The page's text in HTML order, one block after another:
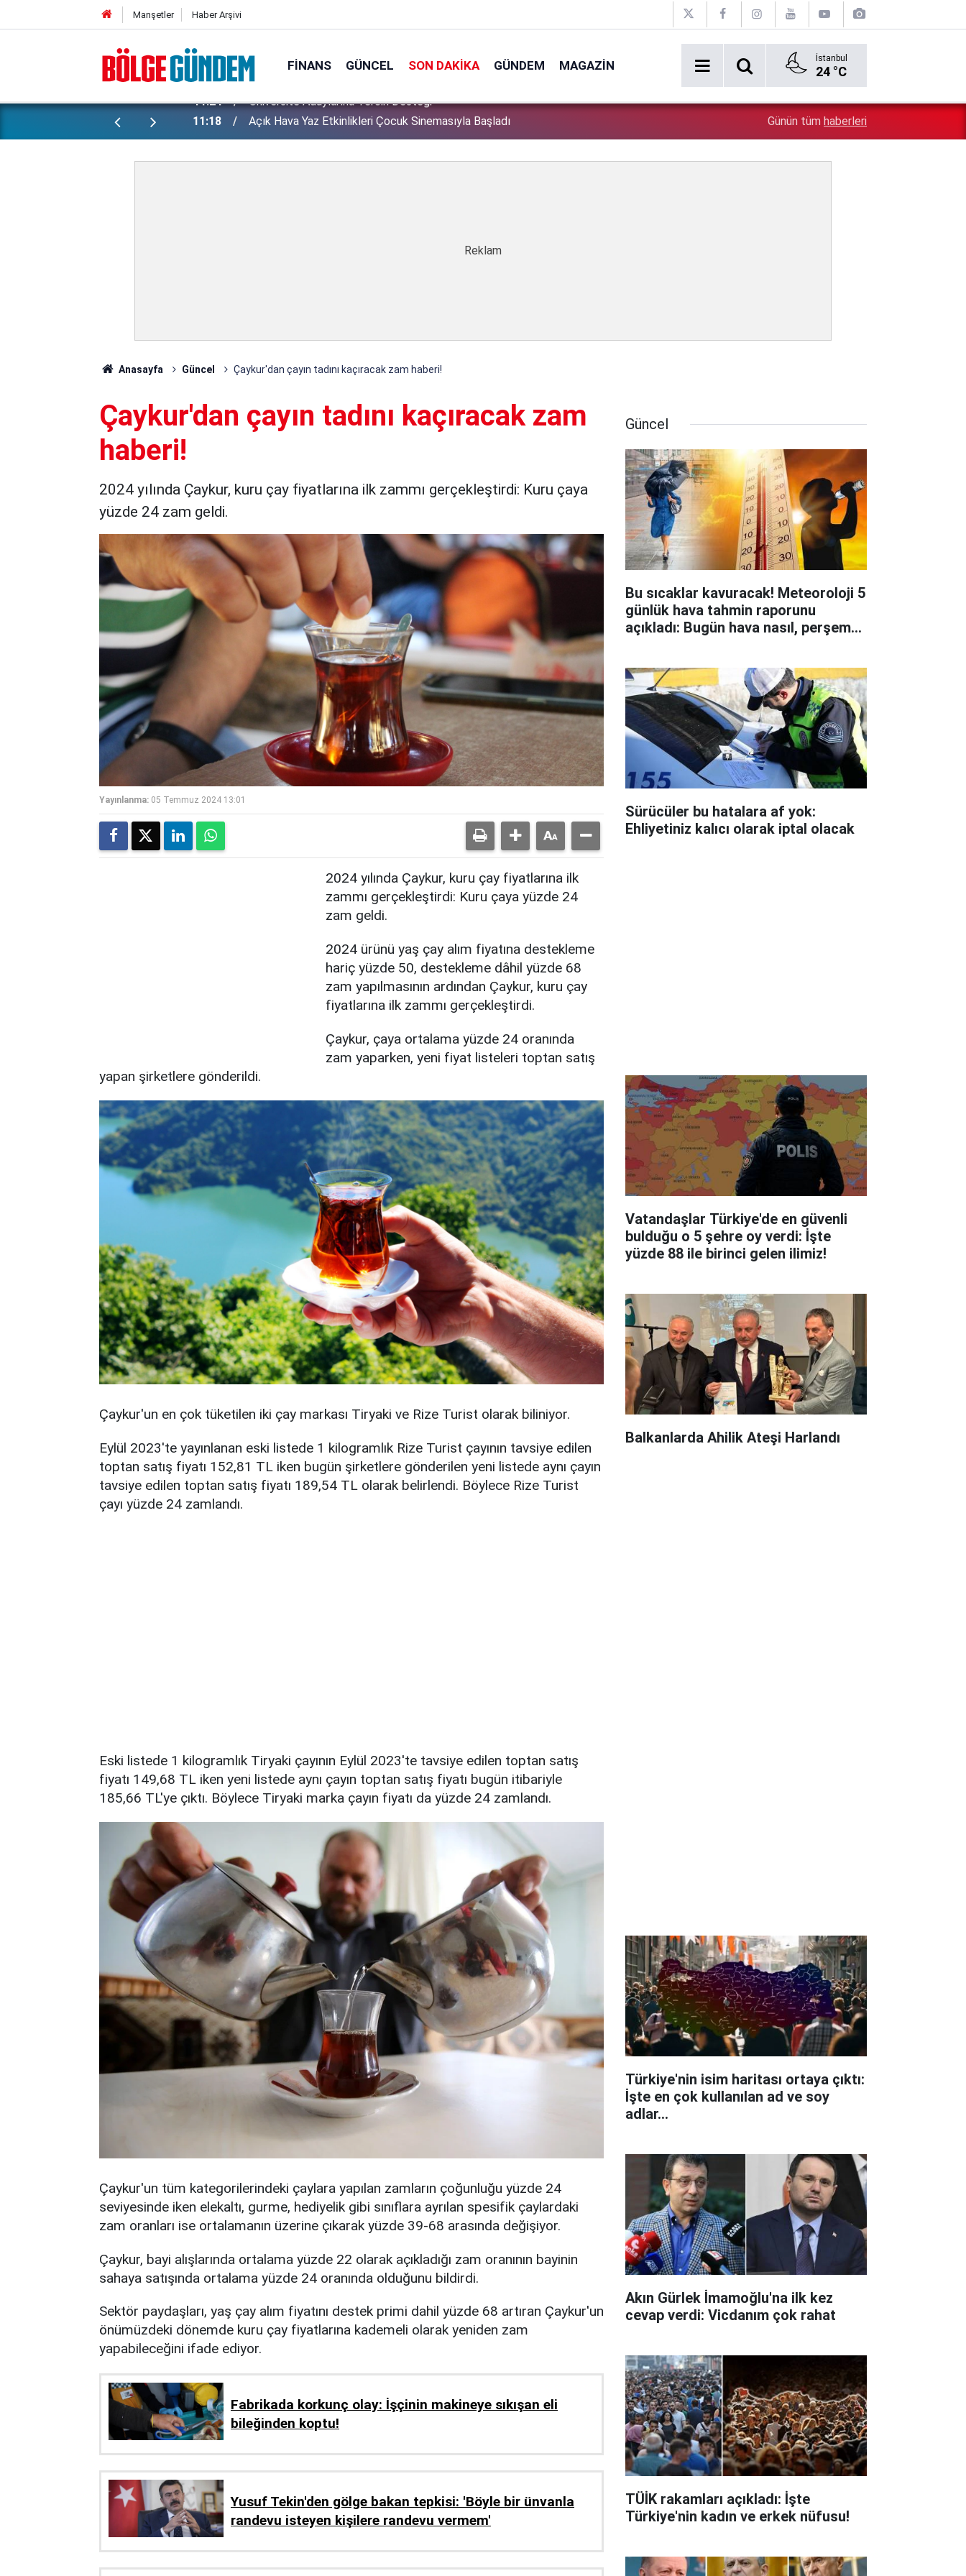
Manşetler Haber Arşivi
FINANS GÜNCEL SON DAKIKA GÜNDEM MAGAZIN İstanbul
24 °C
11:18 Açık Hava Yaz Etkinlikleri Çocuk Sinemasıyla Başladı
Türkiye'nin kaderini değiştirecek 12 maddelik çerçeve
Günün tüm haberleri
Anasayfa Güncel Çaykur'dan çayın tadını kaçıracak zam haberi!
Çaykur'dan çayın tadını kaçıracak zam
haberi!
2024 yılında Çaykur, kuru çay fiyatlarına ilk zammı gerçekleştirdi: Kuru çaya
yüzde 24 zam geldi.
Yayınlanma: 05 Temmuz 2024 13:01
2024 yılında Çaykur, kuru çay fiyatlarına ilk
zammı gerçekleştirdi: Kuru çaya yüzde 24
zam geldi.
2024 ürünü yaş çay alım fiyatına destekleme
hariç yüzde 50, destekleme dâhil yüzde 68
zam yapılmasının ardından Çaykur, kuru çay
fiyatlarına ilk zammı gerçekleştirdi.
Çaykur, çaya ortalama yüzde 24 oranında
zam yaparken, yeni fiyat listeleri toptan satış
yapan şirketlere gönderildi.
Çaykur'un en çok tüketilen iki çay markası Tiryaki ve Rize Turist olarak biliniyor.
Eylül 2023'te yayınlanan eski listede 1 kilogramlık Rize Turist çayının tavsiye edilen
toptan satış fiyatı 152,81 TL iken bugün şirketlere gönderilen yeni listede aynı çayın
tavsiye edilen toptan satış fiyatı 189,54 TL olarak belirlendi. Böylece Rize Turist
çayı yüzde 24 zamlandı.
Eski listede 1 kilogramlık Tiryaki çayının Eylül 2023'te tavsiye edilen toptan satış
fiyatı 149,68 TL iken yeni listede aynı çayın toptan satış fiyatı bugün itibariyle
185,66 TL'ye çıktı. Böylece Tiryaki marka çayın fiyatı da yüzde 24 zamlandı.
Çaykur'un tüm kategorilerindeki çaylara yapılan zamların çoğunluğu yüzde 24
seviyesinde iken elekaltı, gurme, hediyelik gibi sınıflara ayrılan spesifik çaylardaki
zam oranları ise ortalamanın üzerine çıkarak yüzde 39-68 arasında değişiyor.
Çaykur, bayi alışlarında ortalama yüzde 22 olarak açıkladığı zam oranının bayinin
sahaya satışında ortalama yüzde 24 oranında olduğunu bildirdi.
Sektör paydaşları, yaş çay alım fiyatını destek primi dahil yüzde 68 artıran Çaykur'un
önümüzdeki dönemde kuru çay fiyatlarına kademeli olarak yeniden zam
yapabileceğini ifade ediyor.
Fabrikada korkunç olay: İşçinin makineye sıkışan eli
bileğinden koptu!
Yusuf Tekin'den gölge bakan tepkisi: 'Böyle bir ünvanla
randevu isteyen kişilere randevu vermem'
Güncel
Bu sıcaklar kavuracak! Meteoroloji 5
günlük hava tahmin raporunu
açıkladı: Bugün hava nasıl, perşembe
Sürücüler bu hatalara af yok:
Ehliyetiniz kalıcı olarak iptal olacak
Vatandaşlar Türkiye'de en güvenli
bulduğu o 5 şehre oy verdi: İşte
yüzde 88 ile birinci gelen ilimiz!
Balkanlarda Ahilik Ateşi Harlandı
Türkiye'nin isim haritası ortaya çıktı:
İşte en çok kullanılan ad ve soy
adlar...
Akın Gürlek İmamoğlu'na ilk kez
cevap verdi: Vicdanım çok rahat
TÜİK rakamları açıkladı: İşte
Türkiye'nin kadın ve erkek nüfusu!